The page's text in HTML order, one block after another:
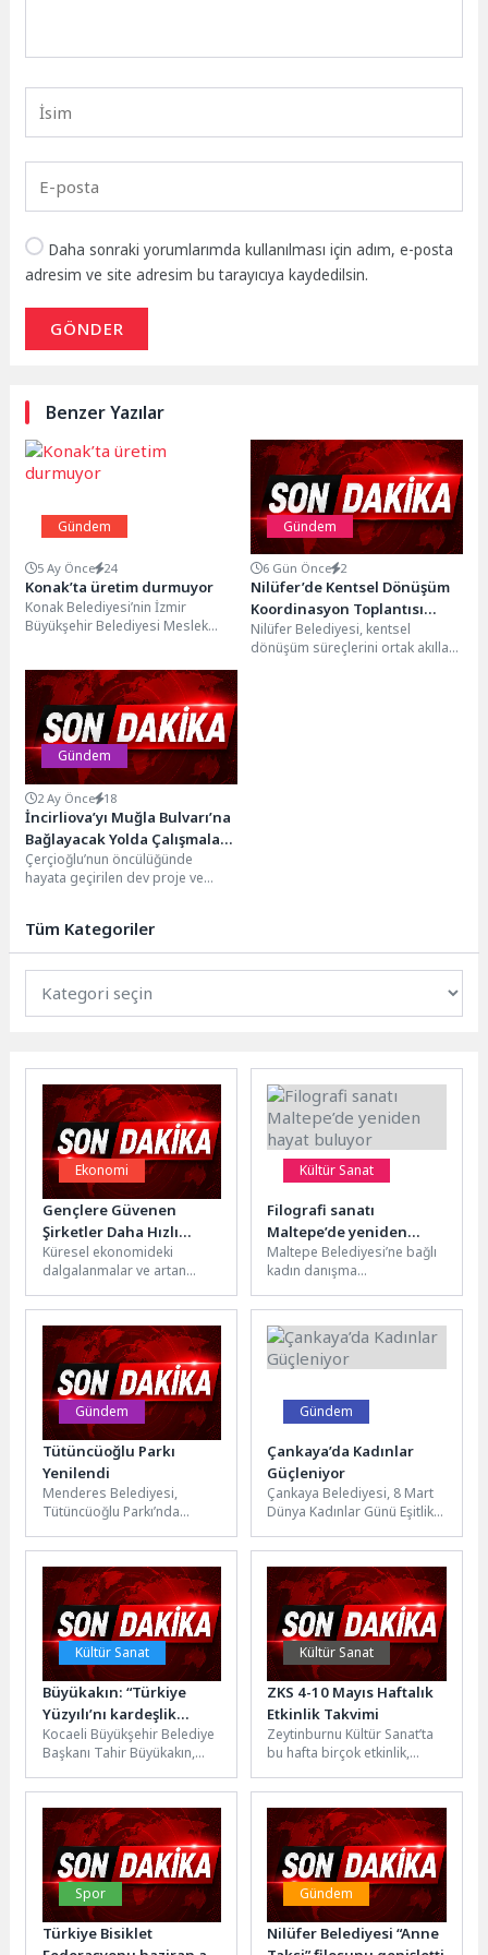
Daha sonraki yorumlarımda kullanılması için adım, e-posta
adresim ve site adresim bu tarayıcıya kaydedilsin.
GÖNDER
Benzer Yazılar
Gündem
5 Ay Önce 24
Konak’ta üretim durmuyor
Konak Belediyesi’nin İzmir
Büyükşehir Belediyesi Meslek
Temel Pastacılık Eğitimi...
Gündem
6 Gün Önce 2
Nilüfer’de Kentsel Dönüşüm
Koordinasyon Toplantısı
yapıldı
Nilüfer Belediyesi, kentsel
dönüşüm süreçlerini ortak akılla
Gündem
2 Ay Önce 18
İncirliova’yı Muğla Bulvarı’na
Bağlayacak Yolda Çalışmalar
Sürüyor
Çerçioğlu’nun öncülüğünde
hayata geçirilen dev proje ve
Tüm Kategoriler
Ekonomi
Gençlere Güvenen
Şirketler Daha Hızlı
Büyüyor
Küresel ekonomideki
dalgalanmalar ve artan
daha kontrollü ve esnek iş
modellerine yöneltiyor....
Kültür Sanat
Filografi sanatı
Maltepe’de yeniden
hayat buluyor
Maltepe Belediyesi’ne bağlı
kadın danışma
yönelik sanatın farklı
dallarında kurslar
düzenleniyor. Maltepe
Belediyesi...
Gündem
Tütüncüoğlu Parkı
Yenilendi
Menderes Belediyesi,
Tütüncüoğlu Parkı’nda
gerçekleştirdi.Menderes
Belediyesi, Cüneytbey
Mahallesi’nde yer alan
Tütüncüoğlu Parkı’nda
yenileme...
Gündem
Çankaya’da Kadınlar
Güçleniyor
Çankaya Belediyesi, 8 Mart
Dünya Kadınlar Günü Eşitlik
kapsamında kadınlara
yönelik çalışmalarını...
Kültür Sanat
Büyükakın: “Türkiye
Yüzyılı’nı kardeşlik
harcıyla inşa edeceğiz”
Kocaeli Büyükşehir Belediye
Başkanı Tahir Büyükakın,
düzenlenen 10. Uluslararası
Hıdırellez Bayramı’na...
Kültür Sanat
ZKS 4-10 Mayıs Haftalık
Etkinlik Takvimi
Zeytinburnu Kültür Sanat’ta
bu hafta birçok etkinlik,
sanatseverleri bekliyor.
Zeytinburnu Kültür Sanat;...
Spor
Türkiye Bisiklet
Gündem
Nilüfer Belediyesi “Anne